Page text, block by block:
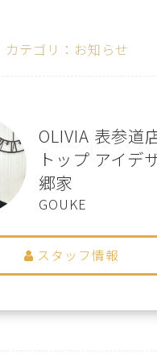
カテゴリ：お知らせ
OLIVIA 表参道
トップ アイデ
郷家
GOUKE
スタッフ情報